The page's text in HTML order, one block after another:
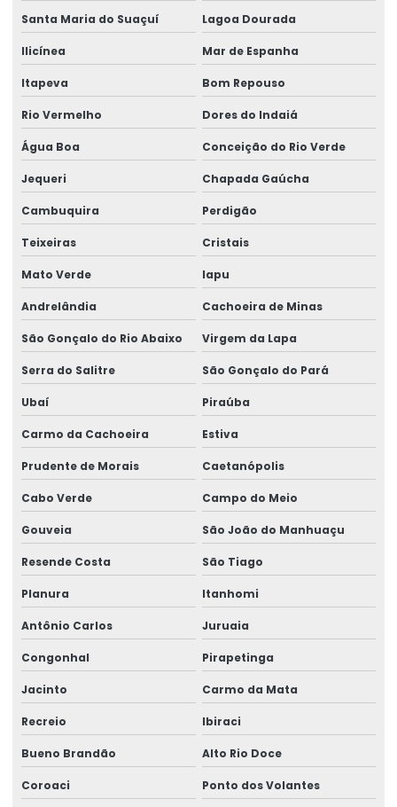
Santa Maria do Suaçuí Lagoa Dourada
Ilicínea Mar de Espanha
Itapeva Bom Repouso
Rio Vermelho Dores do Indaiá
Água Boa Conceição do Rio Verde
Jequeri Chapada Gaúcha
Cambuquira Perdigão
Teixeiras Cristais
Mato Verde Iapu
Andrelândia Cachoeira de Minas
São Gonçalo do Rio Abaixo Virgem da Lapa
Serra do Salitre São Gonçalo do Pará
Ubaí Piraúba
Carmo da Cachoeira Estiva
Prudente de Morais Caetanópolis
Cabo Verde Campo do Meio
Gouveia São João do Manhuaçu
Resende Costa São Tiago
Planura Itanhomi
Antônio Carlos Juruaia
Congonhal Pirapetinga
Jacinto Carmo da Mata
Recreio Ibiraci
Bueno Brandão Alto Rio Doce
Coroaci Ponto dos Volantes